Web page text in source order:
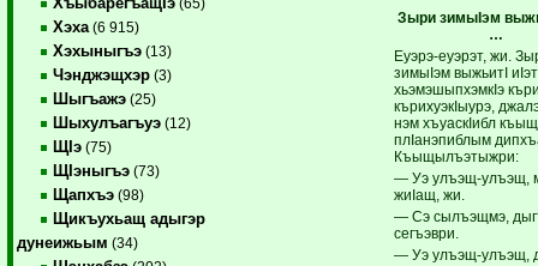
(65)
Хэха (6 915)
Хэхыныгъэ (13)
Чэнджэщхэр (3)
Шыгъажэ (25)
Шыхулъагъуэ (12)
ЩIэ (75)
ЩIэныгъэ (73)
Щапхъэ (98)
Щикъухьащ адыгэр
дунеижьым (34)
ЗыризимыIэм
…
Еуэрэ-еуэрэт, жи.
зимыIэм выжьитI
хьэмэшыпхэмкIэ
кърихуэкIыурэ,
нэм хъуаскIибл
плIанэпиблым
Къыщылъэтыжри:
— Уэ улъэщ-улъэщ,
жиIащ, жи.
— Сэ сылъэщмэ,
сегъэври.
— Уэ улъэщ-улъэщ,